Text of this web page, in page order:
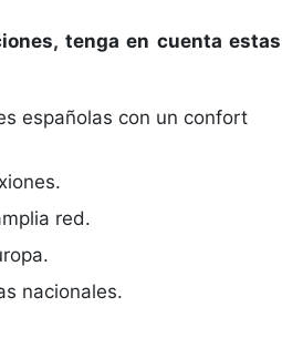
tenga en cuenta estas
españolas con un confort
red.
nacionales.